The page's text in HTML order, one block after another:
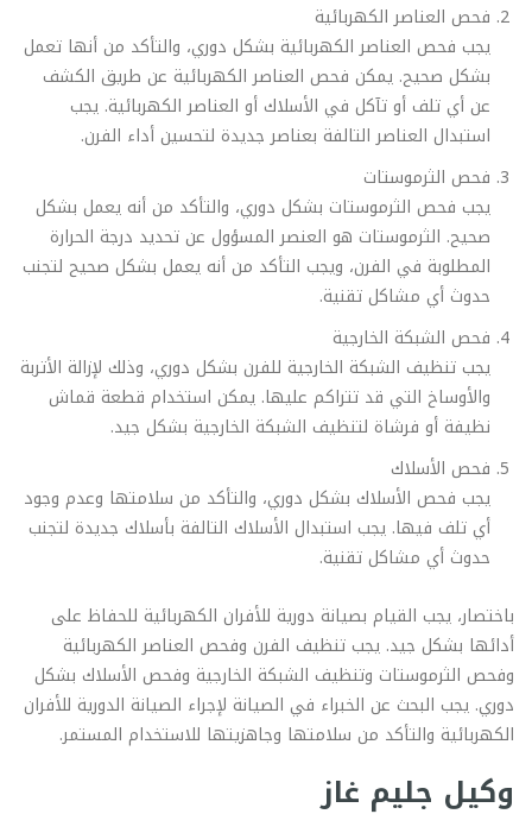
فحص العناصر الكهربائية
يجب فحص العناصر الكهربائية بشكل دوري، والتأكد من أنها تعمل
بشكل صحيح. يمكن فحص العناصر الكهربائية عن طريق الكشف
عن أي تلف أو تآكل في الأسلاك أو العناصر الكهربائية. يجب
استبدال العناصر التالفة بعناصر جديدة لتحسين أداء الفرن.
فحص الثرموستات
يجب فحص الثرموستات بشكل دوري، والتأكد من أنه يعمل بشكل
صحيح. الثرموستات هو العنصر المسؤول عن تحديد درجة الحرارة
المطلوبة في الفرن، ويجب التأكد من أنه يعمل بشكل صحيح لتجنب
حدوث أي مشاكل تقنية.
فحص الشبكة الخارجية
يجب تنظيف الشبكة الخارجية للفرن بشكل دوري، وذلك لإزالة الأتربة
والأوساخ التي قد تتراكم عليها. يمكن استخدام قطعة قماش
نظيفة أو فرشاة لتنظيف الشبكة الخارجية بشكل جيد.
فحص الأسلاك
يجب فحص الأسلاك بشكل دوري، والتأكد من سلامتها وعدم وجود
أي تلف فيها. يجب استبدال الأسلاك التالفة بأسلاك جديدة لتجنب
حدوث أي مشاكل تقنية.
باختصار، يجب القيام بصيانة دورية للأفران الكهربائية للحفاظ على
أدائها بشكل جيد. يجب تنظيف الفرن وفحص العناصر الكهربائية
وفحص الثرموستات وتنظيف الشبكة الخارجية وفحص الأسلاك بشكل
دوري. يجب البحث عن الخبراء في الصيانة لإجراء الصيانة الدورية للأفران
الكهربائية والتأكد من سلامتها وجاهزيتها للاستخدام المستمر.
وكيل جليم غاز